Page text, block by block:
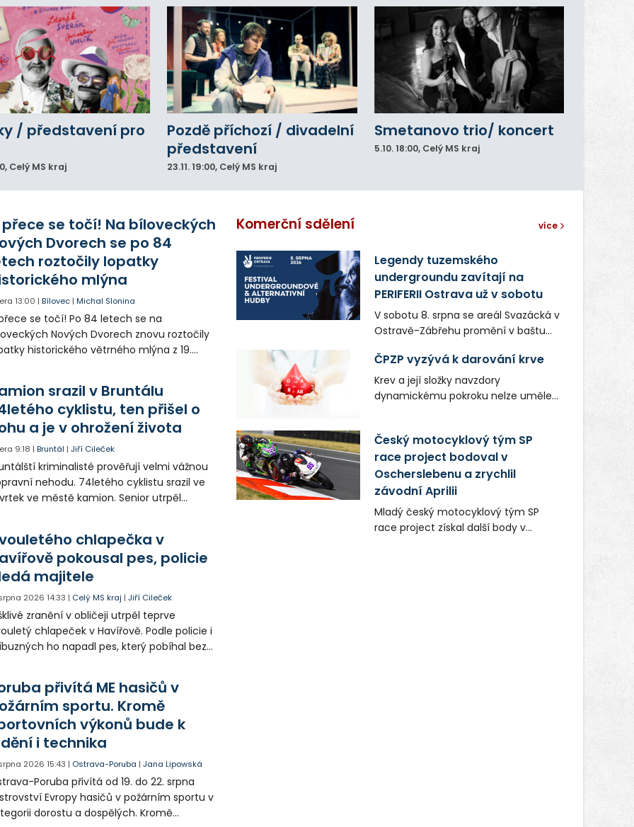
/ představení pro
, Celý MS kraj
Pozdě příchozí / divadelní
představení
23.11.19:00, Celý MS kraj
Smetanovo trio/ koncert
5.10. 18:00, Celý MS kraj
přece se točí! Na bíloveckých
Dvorech se po 84
roztočily lopatky
mlýna
13:00 |Bílovec |Michal Slonina
se točí! Po 84 letech se na
Nových Dvorech znovu roztočily
historického větrného mlýna z 19.
srazil v Bruntálu
cyklistu, ten přišel o
a je v ohrožení života
9:18 |Bruntál |Jiří Cileček
kriminalisté prověřují velmi vážnou
nehodu. 74letého cyklistu srazil ve
ve městě kamion. Senior utrpěl
případné svědky.chlapečka v
pokousal pes, policie
majitele
2026 14:33 | Celý MS kraj |Jiří Cileček
zranění v obličeji utrpěl teprve
chlapeček v Havířově. Podle policie i
ho napadl pes, který pobíhal bez
Případem už se zabývá policie, která
psa hledá.
přivítá ME hasičů v
sportu. Kromě
výkonů bude k
i technika
2026 15:43 | Ostrava-Poruba |Jana Lipowská
Poruba přivítá od 19. do 22. srpna
Evropy hasičů v požárním sportu v
dorostu a dospělých. Kromě
Komerční sdělení více
Legendy tuzemského
undergroundu zavítají na
PERIFERII Ostrava už v sobotu
V sobotu 8. srpna se areál Svazácká v
Ostravě-Zábřehu promění v baštu
hudby. Uskuteční se zde totiž první
ročník festivalu PERIFERIE Ostrava.
Brány areálu se otevřou půlhodinu po
Vstupenky v ceně 450 Kč jsou v
prodeji.
ČPZP vyzývá k darování krve
Krev a její složky navzdory
dynamickému pokroku nelze uměle
nenahraditelnou tělní tekutinu
neobejde. Naléhavá potřeba doplnit
krevní zásoby nastává vždy v létě,
kdy stoupá počet úrazů. Česká
průmyslová zdravotní pojišťovna
(ČPZP) apeluje na všechny, kteří se
těší dobrému zdraví, aby se stali
Český motocyklový tým SP
race project bodoval v
Oscherslebenu a zrychlil
závodní Aprilii
Mladý český motocyklový tým SP
race project získal další body v